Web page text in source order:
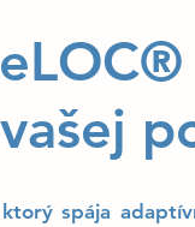
spája